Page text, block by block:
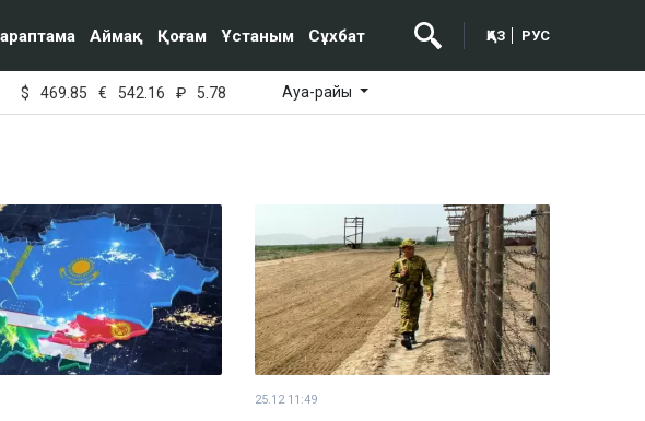
Аймақ Қоғам Ұстаным Сұхбат ҚАЗ РУС
$ 469.85 € 542.16 ₽ 5.78 Ауа-райы
25.12 11:49